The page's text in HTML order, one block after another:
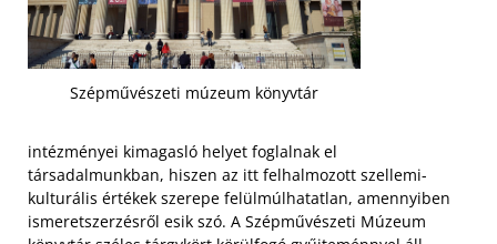
Szépművészeti múzeum könyvtár
intézményei kimagasló helyet foglalnak el
társadalmunkban, hiszen az itt felhalmozott szellemi-
kulturális értékek szerepe felülmúlhatatlan, amennyiben
ismeretszerzésről esik szó. A Szépművészeti Múzeum